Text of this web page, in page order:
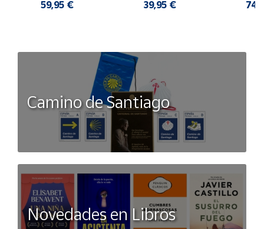
COMODAS
59,95 € 39,95 €
Camino de Santiago
Novedades en Libros